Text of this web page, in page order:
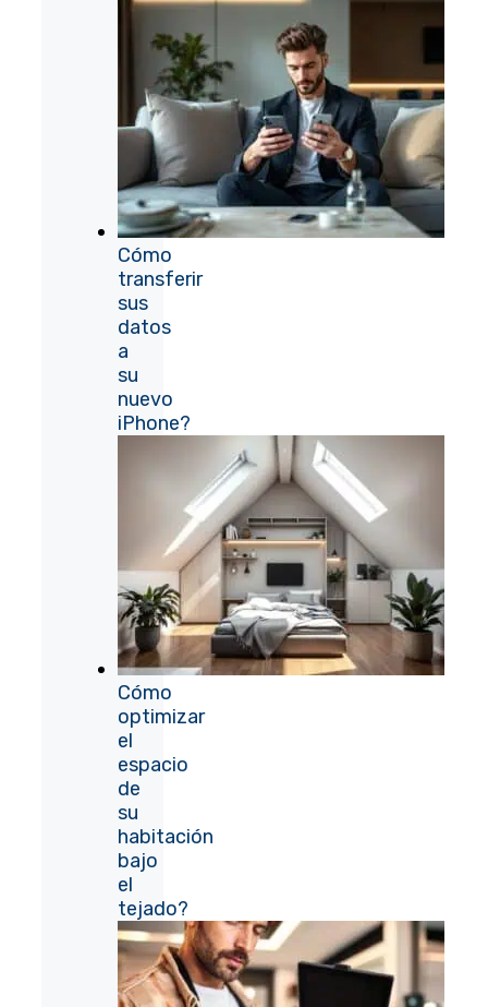
Cómo
transferir
sus
datos
a
su
nuevo
iPhone?
Cómo
optimizar
el
espacio
de
su
habitación
bajo
el
tejado?